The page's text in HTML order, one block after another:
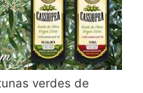
verdes de